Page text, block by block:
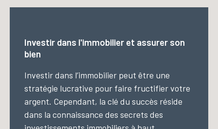
Investir dans l'immobilier et assurer son
bien
Investir dans l’immobilier peut être une
stratégie lucrative pour faire fructifier votre
argent. Cependant, la clé du succès réside
dans la connaissance des secrets des